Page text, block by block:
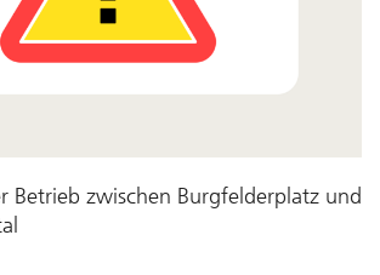
Betrieb zwischen Burgfelderplatz und